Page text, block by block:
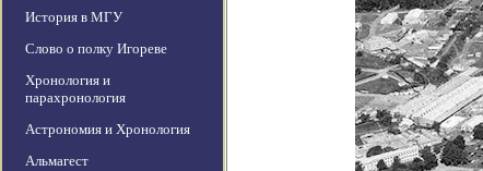
История в МГУ
Слово о полку Игореве
Хронология и
парахронология
Астрономия и Хронология
Альмагест